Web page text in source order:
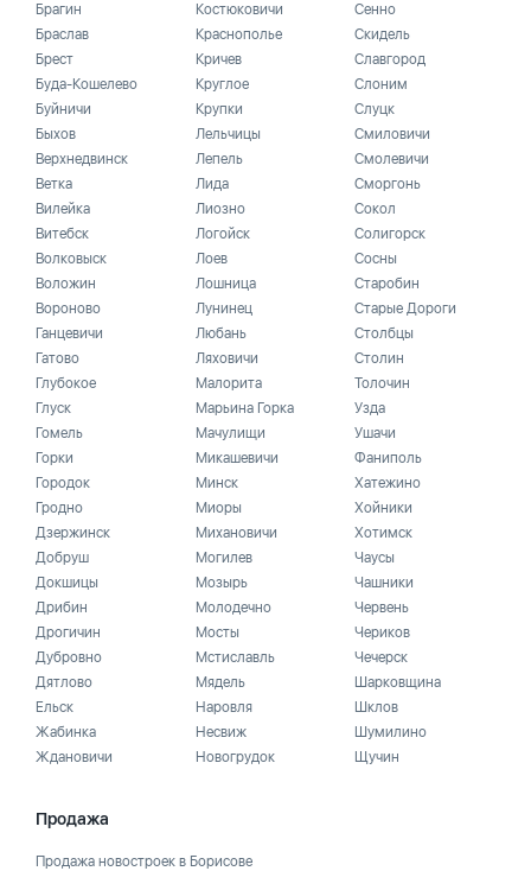
Брагин
Браслав
Брест
Буда-Кошелево
Буйничи
Быхов
Верхнедвинск
Ветка
Вилейка
Витебск
Волковыск
Воложин
Вороново
Ганцевичи
Гатово
Глубокое
Глуск
Гомель
Горки
Городок
Гродно
Дзержинск
Добруш
Докшицы
Дрибин
Дрогичин
Дубровно
Дятлово
Ельск
Жабинка
Ждановичи
Костюковичи
Краснополье
Кричев
Круглое
Крупки
Лельчицы
Лепель
Лида
Лиозно
Логойск
Лоев
Лошница
Лунинец
Любань
Ляховичи
Малорита
Марьина Горка
Мачулищи
Микашевичи
Минск
Миоры
Михановичи
Могилев
Мозырь
Молодечно
Мосты
Мстиславль
Мядель
Наровля
Несвиж
Новогрудок
Сенно
Скидель
Славгород
Слоним
Слуцк
Смиловичи
Смолевичи
Сморгонь
Сокол
Солигорск
Сосны
Старобин
Старые Дороги
Столбцы
Столин
Толочин
Узда
Ушачи
Фаниполь
Хатежино
Хойники
Хотимск
Чаусы
Чашники
Червень
Чериков
Чечерск
Шарковщина
Шклов
Шумилино
Щучин
Продажа
Продажа новостроек в Борисове